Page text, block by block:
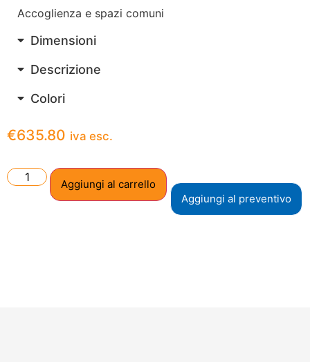
Accoglienza e spazi comuni
Dimensioni
Descrizione
Colori
€635.80 iva esc.
Aggiungi al carrello
Aggiungi al preventivo